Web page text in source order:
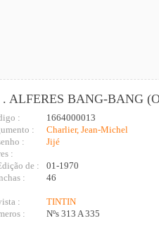
. ALFERES BANG-BANG
:
1664000013
:
Charlier, Jean-Michel
:
Jijé
:
de :
01-1970
:
46
:
TINTIN
:
Nºs 313 A 335